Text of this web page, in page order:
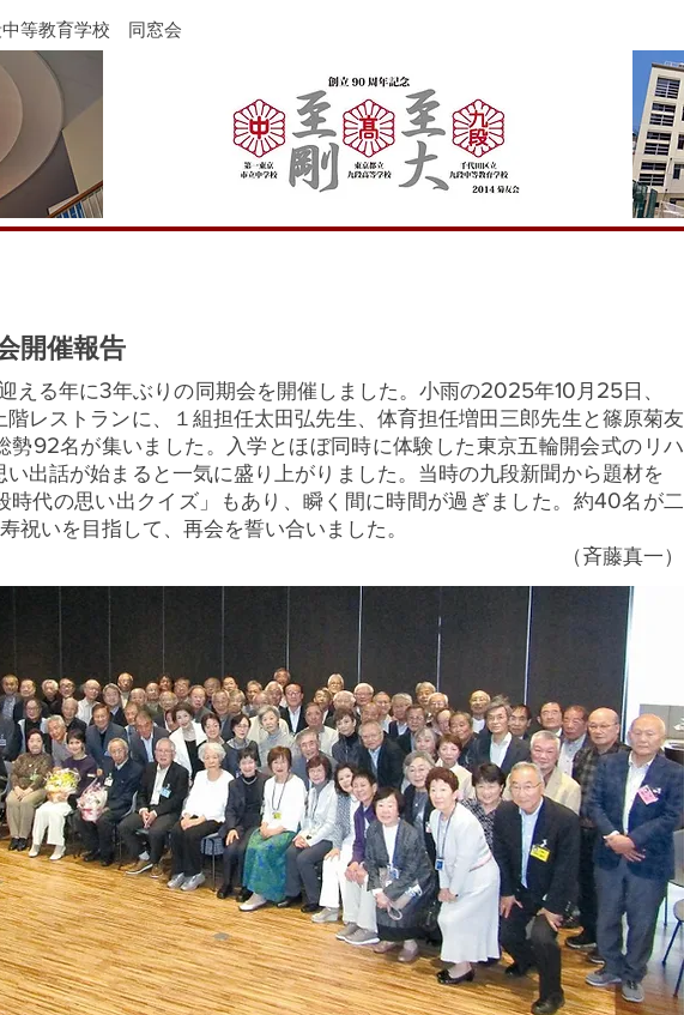
中等教育学校 同窓会
開催報告
える年に3年ぶりの同期会を開催しました。小雨の2025年10 月 25日、
階レストランに、１組担任太田弘先生、体育担任増田三郎先生と篠原菊友
勢92名が集いました。入学とほぼ同時に体験した東京五輪開会式のリハ
い出話が始まると一気に盛り上がりました。当時の九段新聞から題材を
時代の思い出クイズ」もあり、瞬く間に時間が過ぎました。約40名が二
祝いを目指して、再会を誓い合いました。
（斉藤真一）